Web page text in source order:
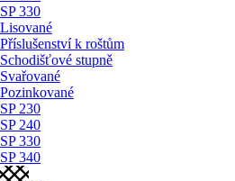
SP 330
Lisované
Příslušenství k roštům
Schodišťové stupně
Svařované
Pozinkované
SP 230
SP 240
SP 330
SP 340